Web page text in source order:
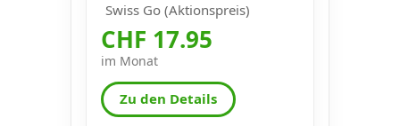
Swiss Go (Aktionspreis)
CHF 17.95
im Monat
Zu den Details